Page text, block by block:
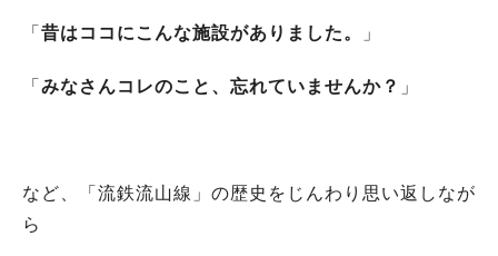
「 昔はココにこんな施設がありました。 」
「 みなさんコレのこと、忘れていませんか？ 」
など、「流鉄流山線」の歴史をじんわり思い返しなが
ら